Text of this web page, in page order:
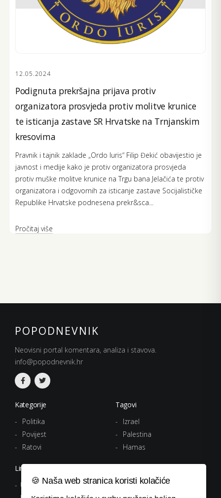
12.05.2024
Podignuta prekršajna prijava protiv
organizatora prosvjeda protiv molitve krunice
te isticanja zastave SR Hrvatske na Trnjanskim
kresovima
Pravnik i tajnik zaklade „Ordo Iuris“ Filip Đekić obavijestio je
javnost i medije kako je protiv organizatora prosvjeda
protiv muške molitve krunice na Trgu bana Jelačića te protiv
organizatora i odgovornih za isticanje zastave Socijalističke
Republike Hrvatske podnesena prekr&sca...
Pročitaj više
POPODNEVNIK
Neovisni portal komentara, analiza i stavova.
info@popodnevnik.hr
Kategorije
Politika
Povijest
Ratovi
Tagovi
Izrael
Palestina
Hamas
Linkovi
Uvjeti korištenja
🍪 Naša web stranica koristi kolačiće